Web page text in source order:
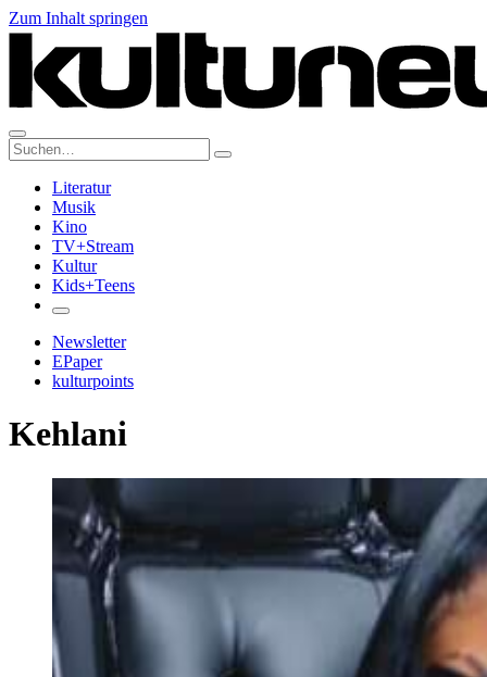
Zum Inhalt springen
Suche:
Literatur
Musik
Kino
TV+Stream
Kultur
Kids+Teens
Newsletter
EPaper
kulturpoints
Kehlani